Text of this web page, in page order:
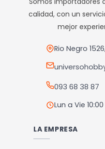
calidad, con un
mejor
Rio Negro
093 68 38 87
Lun a Vie
LA EMPRESA